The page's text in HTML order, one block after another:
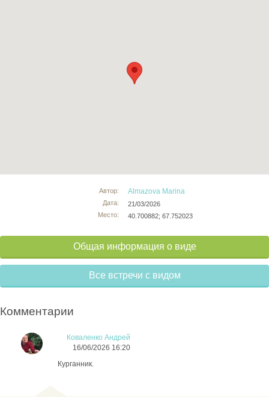
Автор:
Дата:
Место:
Almazova Marina
21/03/2026
40.700882; 67.752023
Общая информация о виде
Все встречи с видом
Комментарии
Коваленко Андрей
16/06/2026 16:20
Курганник.